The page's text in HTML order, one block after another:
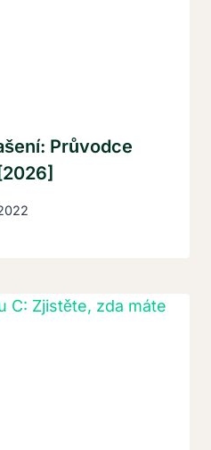
Průvodce